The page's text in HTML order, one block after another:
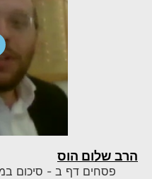
הרב שלום הוס
פסחים דף ב - סיכום